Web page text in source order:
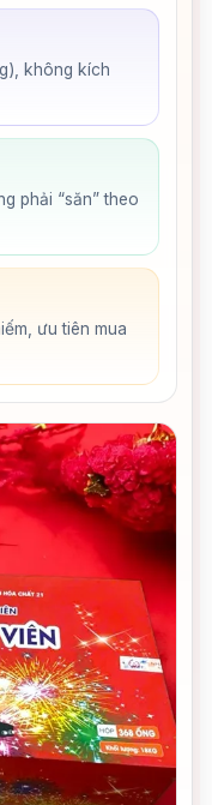
không kích
phải “săn” theo
ưu tiên mua